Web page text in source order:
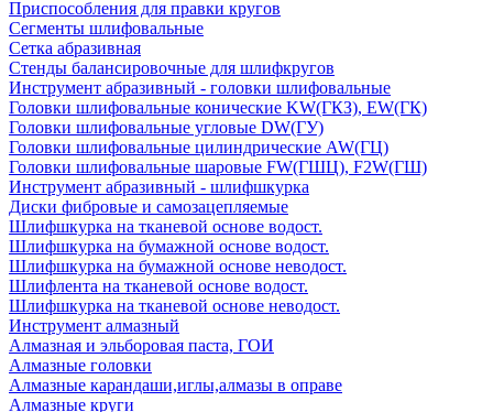
Приспособления для правки кругов
Сегменты шлифовальные
Сетка абразивная
Стенды балансировочные для шлифкругов
Инструмент абразивный - головки шлифовальные
Головки шлифовальные конические KW(ГКЗ), EW(ГК)
Головки шлифовальные угловые DW(ГУ)
Головки шлифовальные цилиндрические AW(ГЦ)
Головки шлифовальные шаровые FW(ГШЦ), F2W(ГШ)
Инструмент абразивный - шлифшкурка
Диски фибровые и самозацепляемые
Шлифшкурка на тканевой основе водост.
Шлифшкурка на бумажной основе водост.
Шлифшкурка на бумажной основе неводост.
Шлифлента на тканевой основе водост.
Шлифшкурка на тканевой основе неводост.
Инструмент алмазный
Алмазная и эльборовая паста, ГОИ
Алмазные головки
Алмазные карандаши,иглы,алмазы в оправе
Алмазные круги